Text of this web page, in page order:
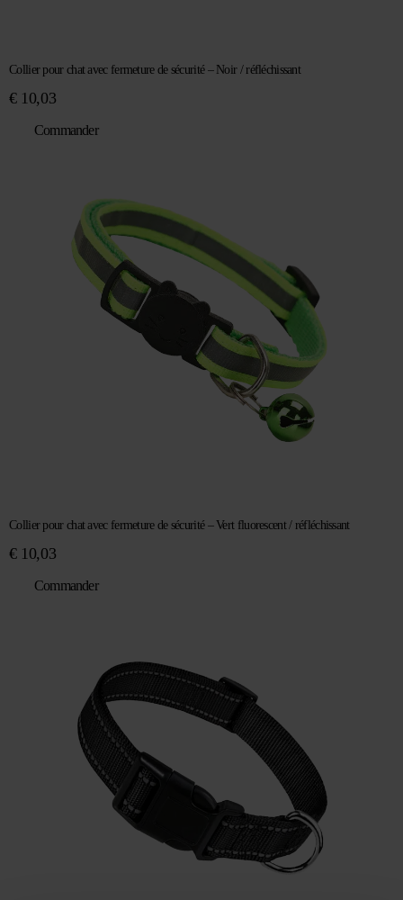
Collier pour chat avec fermeture de sécurité – Noir / réfléchissant
€10,03
Commander
Collier pour chat avec fermeture de sécurité – Vert fluorescent / réfléchissant
€10,03
Commander